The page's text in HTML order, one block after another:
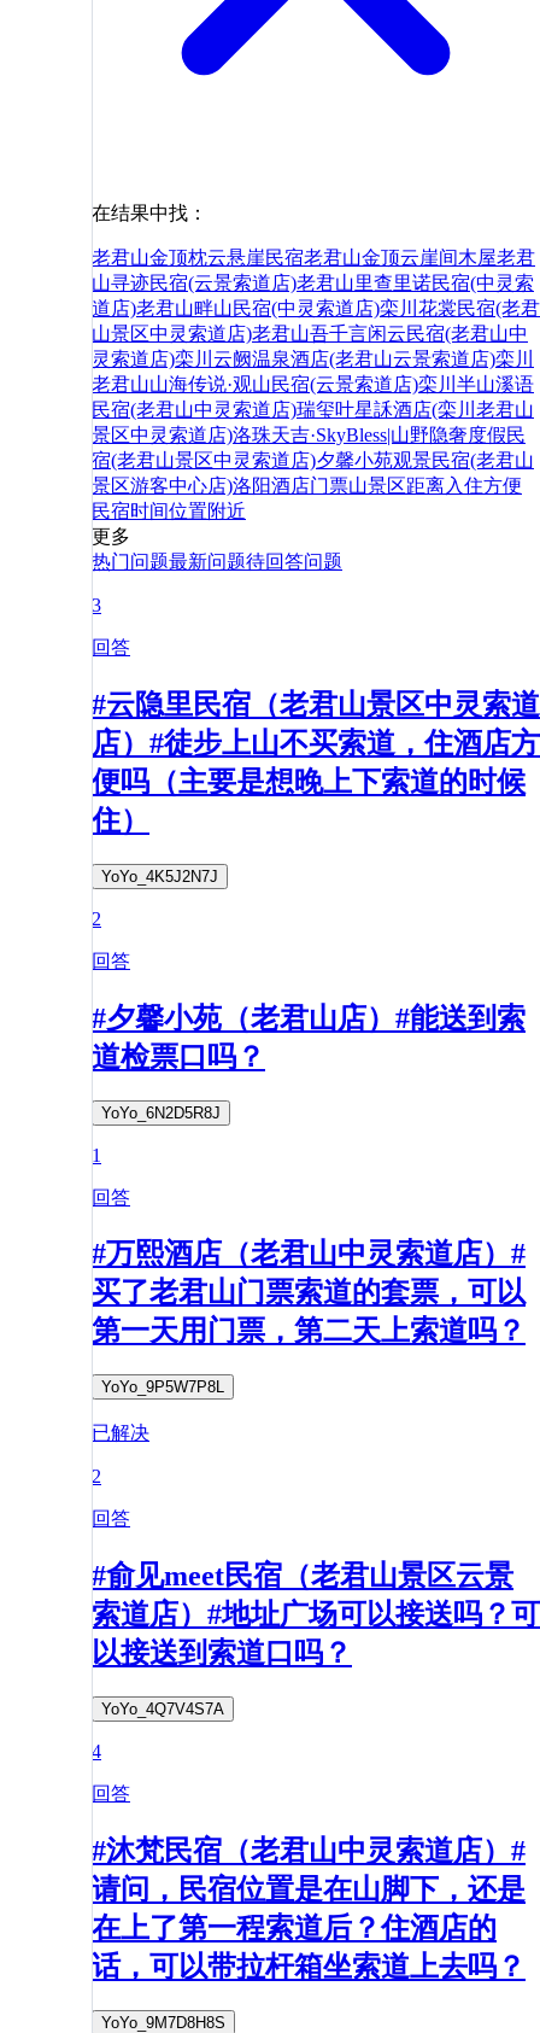
在结果中找：
老君山金顶枕云悬崖民宿老君山金顶云崖间木屋老君
山寻迹民宿(云景索道店)老君山里查里诺民宿(中灵索
道店)老君山畔山民宿(中灵索道店)栾川花裳民宿(老君
山景区中灵索道店)老君山吾千言闲云民宿(老君山中
灵索道店)栾川云阙温泉酒店(老君山云景索道店)栾川
老君山山海传说·观山民宿(云景索道店)栾川半山溪语
民宿(老君山中灵索道店)瑞玺叶星訸酒店(栾川老君山
景区中灵索道店)洛珠天吉·SkyBless|山野隐奢度假民
宿(老君山景区中灵索道店)夕馨小苑观景民宿(老君山
景区游客中心店)洛阳酒店门票山景区距离入住方便
民宿时间位置附近
更多
热门问题最新问题待回答问题
3
回答
#云隐里民宿（老君山景区中灵索道
店）#徒步上山不买索道，住酒店方
便吗（主要是想晚上下索道的时候
住）
YoYo_4K5J2N7J
2
回答
#夕馨小苑（老君山店）#能送到索
道检票口吗？
YoYo_6N2D5R8J
1
回答
#万熙酒店（老君山中灵索道店）#
买了老君山门票索道的套票，可以
第一天用门票，第二天上索道吗？
YoYo_9P5W7P8L
已解决
2
回答
#俞见meet民宿（老君山景区云景
索道店）#地址广场可以接送吗？可
以接送到索道口吗？
YoYo_4Q7V4S7A
4
回答
#沐梵民宿（老君山中灵索道店）#
请问，民宿位置是在山脚下，还是
在上了第一程索道后？住酒店的
话，可以带拉杆箱坐索道上去吗？
YoYo_9M7D8H8S